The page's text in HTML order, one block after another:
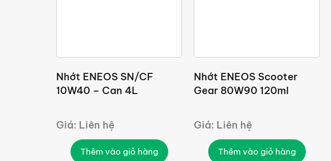
Nhớt ENEOS SN/CF
10W40 – Can 4L
Giá: Liên hệ
Thêm vào giỏ hàng
Nhớt ENEOS Scooter
Gear 80W90 120ml
Giá: Liên hệ
Thêm vào giỏ hàng